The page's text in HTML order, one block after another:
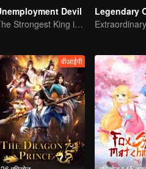
Devil
The Strongest King in the Demon World Suddenly Gets Laid Off?
वीआईपी